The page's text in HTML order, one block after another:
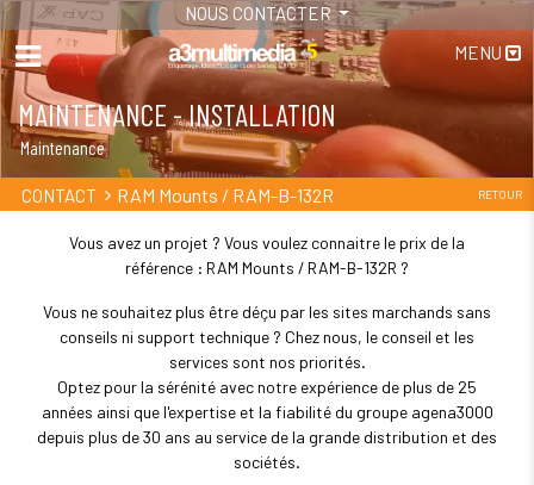
NOUS CONTACTER
MENU
MAINTENANCE - INSTALLATION
Maintenance
CONTACT RAM Mounts / RAM-B-132R RETOUR
Vous avez un projet ? Vous voulez connaitre le prix de la
référence : RAM Mounts / RAM-B-132R ?
Vous ne souhaitez plus être déçu par les sites marchands sans
conseils ni support technique ? Chez nous, le conseil et les
services sont nos priorités.
Optez pour la sérénité avec notre expérience de plus de 25
années ainsi que l'expertise et la fiabilité du groupe agena3000
depuis plus de 30 ans au service de la grande distribution et des
sociétés.